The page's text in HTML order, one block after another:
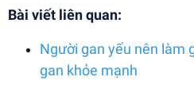
Bài viết liên quan:
Người gan yếu nên làm
gan khỏe mạnh